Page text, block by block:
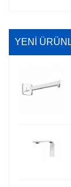
YENİ